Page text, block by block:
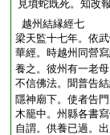
見墳蛇既死。知改
越州結縁經七
梁天監十七年。依
華經。時越州同營
養之。彼州有一老
不信佛法。聞普告
隱神廟下。使者告
木籠中。州縣各書
自謂。供養已過。